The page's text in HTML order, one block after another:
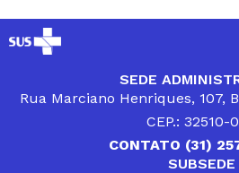
SEDE
Rua Marciano Henriques, 107,
CEP.: 32510-
CONTATO (31)
SUBSEDE